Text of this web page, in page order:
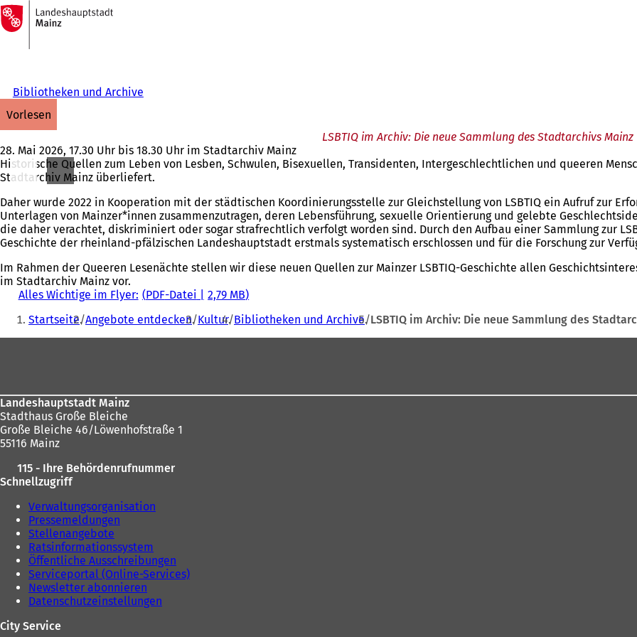
Inhalt anspringen
Zur
Startseite
Bibliotheken und Archive
vorlesen
LSBTIQ im Archiv: Die neue Sammlung des Stadtarchivs Mainz
28. Mai 2026, 17.30 Uhr bis 18.30 Uhr im Stadtarchiv Mainz
Historische Quellen zum Leben von Lesben, Schwulen, Bisexuellen, Transidenten, Intergeschlechtlichen und queeren
Stadtarchiv Mainz überliefert.
Daher wurde 2022 in Kooperation mit der städtischen Koordinierungsstelle zur Gleichstellung von LSBTIQ ein Aufruf zur
Unterlagen von Mainzer*innen zusammenzutragen, deren Lebensführung, sexuelle Orientierung und gelebte
die daher verachtet, diskriminiert oder sogar strafrechtlich verfolgt worden sind. Durch den Aufbau einer Sammlung zur
Geschichte der rheinland-pfälzischen Landeshauptstadt erstmals systematisch erschlossen und für die Forschung zur
Im Rahmen der Queeren Lesenächte stellen wir diese neuen Quellen zur Mainzer LSBTIQ-Geschichte allen
im Stadtarchiv Mainz vor.
Alles Wichtige im Flyer: PDF-Datei 2,79 MB
Sie
befinden
Startseite Angebote entdecken Kultur Bibliotheken und Archive LSBTIQ im Archiv: Die neue Sammlung des
Landeshauptstadt Mainz
Stadthaus Große Bleiche
Große Bleiche 46/Löwenhofstraße 1
55116 Mainz
115 - Ihre Behördenrufnummer
Schnellzugriff
Verwaltungsorganisation
Pressemeldungen
Stellenangebote
Ratsinformationssystem
Öffentliche Ausschreibungen
Serviceportal (Online-Services)
Newsletter abonnieren
Datenschutzeinstellungen
City Service